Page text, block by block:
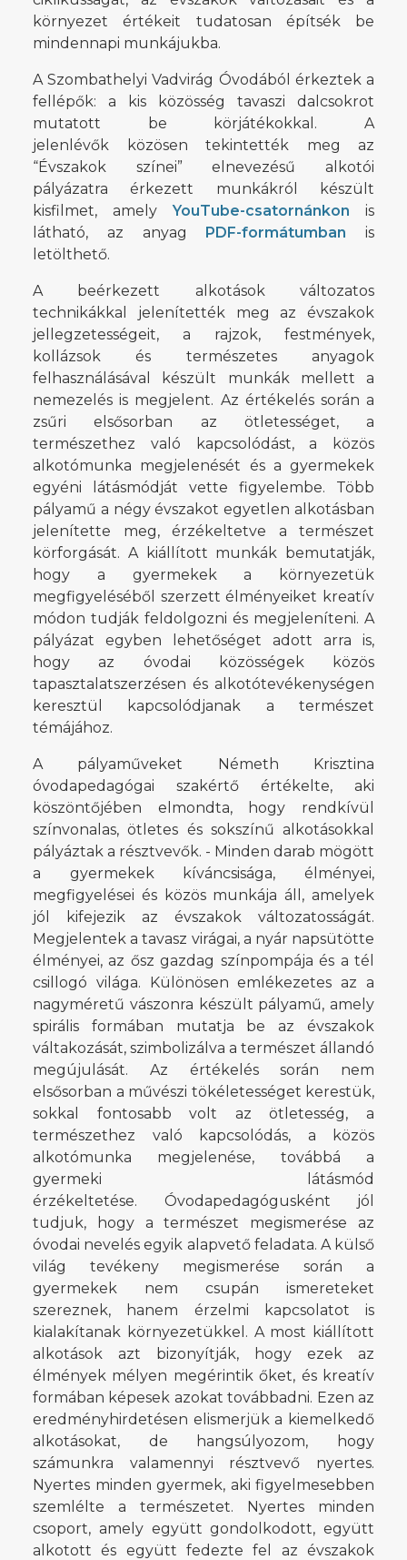
környezet értékeit tudatosan építsék be
mindennapi munkájukba.
A Szombathelyi Vadvirág Óvodából érkeztek a
fellépők: a kis közösség tavaszi dalcsokrot
mutatott be körjátékokkal. A
jelenlévők közösen tekintették meg az
“Évszakok színei” elnevezésű alkotói
pályázatra érkezett munkákról készült
kisfilmet, amelyYouTube-csatornánkon is
látható, az anyag PDF-formátumban is
letölthető.
A beérkezett alkotások változatos
technikákkal jelenítették meg az évszakok
jellegzetességeit, a rajzok, festmények,
kollázsok és természetes anyagok
felhasználásával készült munkák mellett a
nemezelés is megjelent. Az értékelés során a
zsűri elsősorban az ötletességet, a
természethez való kapcsolódást, a közös
alkotómunka megjelenését és a gyermekek
egyéni látásmódját vette figyelembe. Több
pályamű a négy évszakot egyetlen alkotásban
jelenítette meg, érzékeltetve a természet
körforgását. A kiállított munkák bemutatják,
hogy a gyermekek a környezetük
megfigyeléséből szerzett élményeiket kreatív
módon tudják feldolgozni és megjeleníteni. A
pályázat egyben lehetőséget adott arra is,
hogy az óvodai közösségek közös
tapasztalatszerzésen és alkotótevékenységen
keresztül kapcsolódjanak a természet
témájához.
A pályaműveket Németh Krisztina
óvodapedagógai szakértő értékelte, aki
köszöntőjében elmondta, hogy rendkívül
színvonalas, ötletes és sokszínű alkotásokkal
pályáztak a résztvevők. - Minden darab mögött
a gyermekek kíváncsisága, élményei,
megfigyelései és közös munkája áll, amelyek
jól kifejezik az évszakok változatosságát.
Megjelentek a tavasz virágai, a nyár napsütötte
élményei, az ősz gazdag színpompája és a tél
csillogó világa. Különösen emlékezetes az a
nagyméretű vászonra készült pályamű, amely
spirális formában mutatja be az évszakok
váltakozását, szimbolizálva a természet állandó
megújulását. Az értékelés során nem
elsősorban a művészi tökéletességet kerestük,
sokkal fontosabb volt az ötletesség, a
természethez való kapcsolódás, a közös
alkotómunka megjelenése, továbbá a
gyermeki látásmód
érzékeltetése. Óvodapedagógusként jól
tudjuk, hogy a természet megismerése az
óvodai nevelés egyik alapvető feladata. A külső
világ tevékeny megismerése során a
gyermekek nem csupán ismereteket
szereznek, hanem érzelmi kapcsolatot is
kialakítanak környezetükkel. A most kiállított
alkotások azt bizonyítják, hogy ezek az
élmények mélyen megérintik őket, és kreatív
formában képesek azokat továbbadni. Ezen az
eredményhirdetésen elismerjük a kiemelkedő
alkotásokat, de hangsúlyozom, hogy
számunkra valamennyi résztvevő nyertes.
Nyertes minden gyermek, aki figyelmesebben
szemlélte a természetet. Nyertes minden
csoport, amely együtt gondolkodott, együtt
alkotott és együtt fedezte fel az évszakok